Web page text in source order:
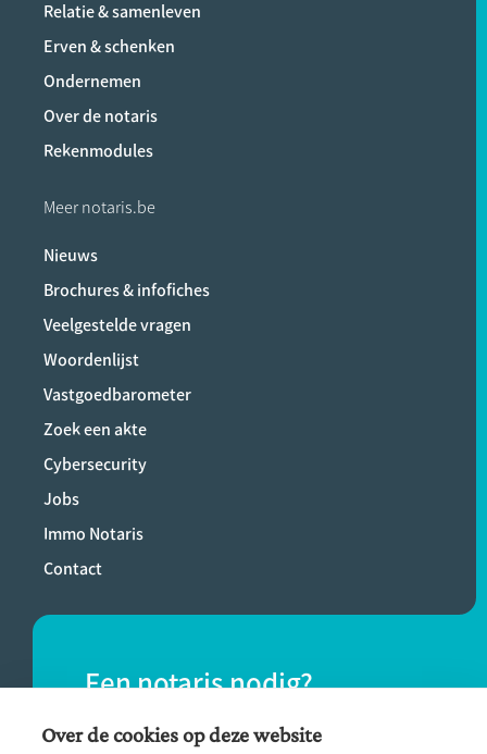
Relatie & samenleven
Erven & schenken
Ondernemen
Over de notaris
Rekenmodules
Meer notaris.be
Nieuws
Brochures & infofiches
Veelgestelde vragen
Woordenlijst
Vastgoedbarometer
Zoek een akte
Cybersecurity
Jobs
Immo Notaris
Contact
Een notaris nodig?
Vind eenvoudig een notaris bij jou in de
Over de cookies op deze website